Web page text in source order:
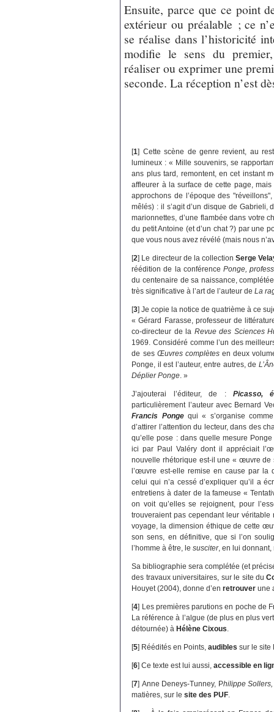
Ensuite, parce que ce point
extérieur ou préalable ; ce
se réalise dans l’historicité
modifie le sens du
réaliser ou exprimer une
seconde. La réception n’est
[1] Cette scène de genre revient, au
lumineux : « Mille souvenirs, se
ans plus tard, remontent, en cet instant
affleurer à la surface de cette page,
approchons de l’époque des
mêlés) : il s’agit d’un disque de Gabrieli,
marionnettes, d’une flambée dans votre
du petit Antoine (et d’un chat ?) par une
que vous nous avez révélé (mais nous
[2] Le directeur de la collection Serge
réédition de la conférence Ponge,
du centenaire de sa naissance,
très significative à l’art de l’auteur deLa
[3]Je copie la notice de quatrième à ce
« Gérard Farasse, professeur de
co-directeur de la Revue des Sciences
1969. Considéré comme l’un des
de ses Œuvres complètesen deux
Ponge, il est l’auteur, entre autres, de
Déplier Ponge. »
J’ajouterai l’éditeur, de : Picasso,
particulièrement l’auteur avec Bernard
Francis Pongequi « s’organise
d’attirer l’attention du lecteur, dans des
qu’elle pose : dans quelle mesure
ici par Paul Valéry dont il appréciait
nouvelle rhétorique est-il une « œuvre
l’œuvre est-elle remise en cause par
celui qui n’a cessé d’expliquer qu’il a
entretiens à dater de la fameuse «
on voit qu’elles se rejoignent, pour
trouveraient pas cependant leur
voyage, la dimension éthique de cette
son sens, en définitive, que si l’on
l’homme à être, lesusciter, en lui
Sa bibliographie sera complétée (et
des travaux universitaires, sur le site du
Houyet (2004), donne d’enretrouver une
[4] Les premières parutions en poche de
La référence à l’algue (de plus en plus
détournée) à Hélène Cixous.
[5] Réédités en Points,audibles sur le site
[6]Ce texte est lui aussi,accessible en
[7] Anne Deneys-Tunney, Philippe
matières, sur lesite des PUF.